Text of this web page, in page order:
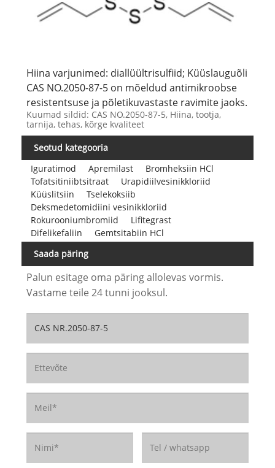
Hiina varjunimed: diallüültrisulfiid; Küüslauguõli
CAS NO.2050-87-5 on mõeldud antimikroobse
resistentsuse ja põletikuvastaste ravimite jaoks.
Kuumad sildid: CAS NO.2050-87-5, Hiina, tootja,
tarnija, tehas, kõrge kvaliteet
Seotud kategooria
Iguratimod
Apremilast
Bromheksiin HCl
Tofatsitiniibtsitraat
Urapidiilvesinikkloriid
Küüslitsiin
Tselekoksiib
Deksmedetomidiini vesinikkloriid
Rokurooniumbromiid
Lifitegrast
Difelikefaliin
Gemtsitabiin HCl
Saada päring
Palun esitage oma päring allolevas vormis.
Vastame teile 24 tunni jooksul.